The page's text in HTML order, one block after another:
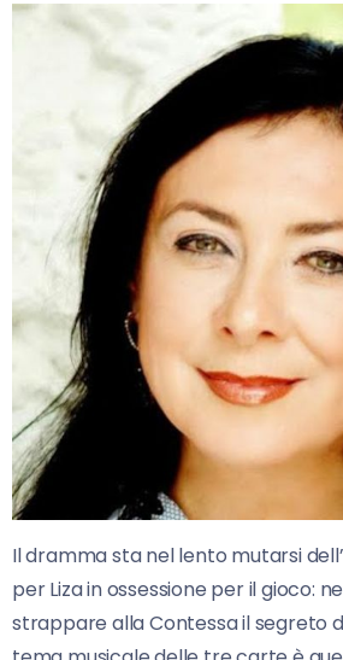
Il dramma sta nel lento mutarsi
per Liza in ossessione per il gioco:
strappare alla Contessa il segreto